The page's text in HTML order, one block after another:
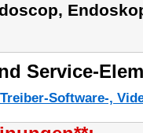
Service-
Software-,